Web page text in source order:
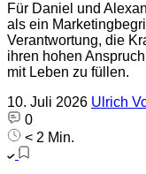
Für Daniel und
als ein
Verantwortung, die
ihren hohen
mit Leben zu füllen.
10. Juli 2026 Ulrich
0
< 2 Min.